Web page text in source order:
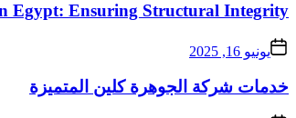
Egypt: Ensuring Structural Integrity
يونيو 16, 2025
خدمات شركة الجوهرة كلين المتميزة